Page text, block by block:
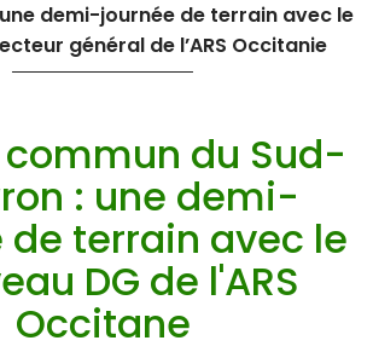
demi-journée de terrain avec le
général de l’ARS Occitanie
du Sud-
: une demi-
de terrain avec le
DG de l'ARS
Occitane